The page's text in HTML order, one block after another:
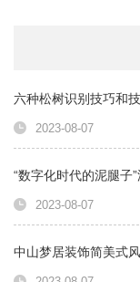
六种松树识别技巧和
2023-08-07
​“数字化时代的泥腿子
2023-08-07
中山梦居装饰简美式